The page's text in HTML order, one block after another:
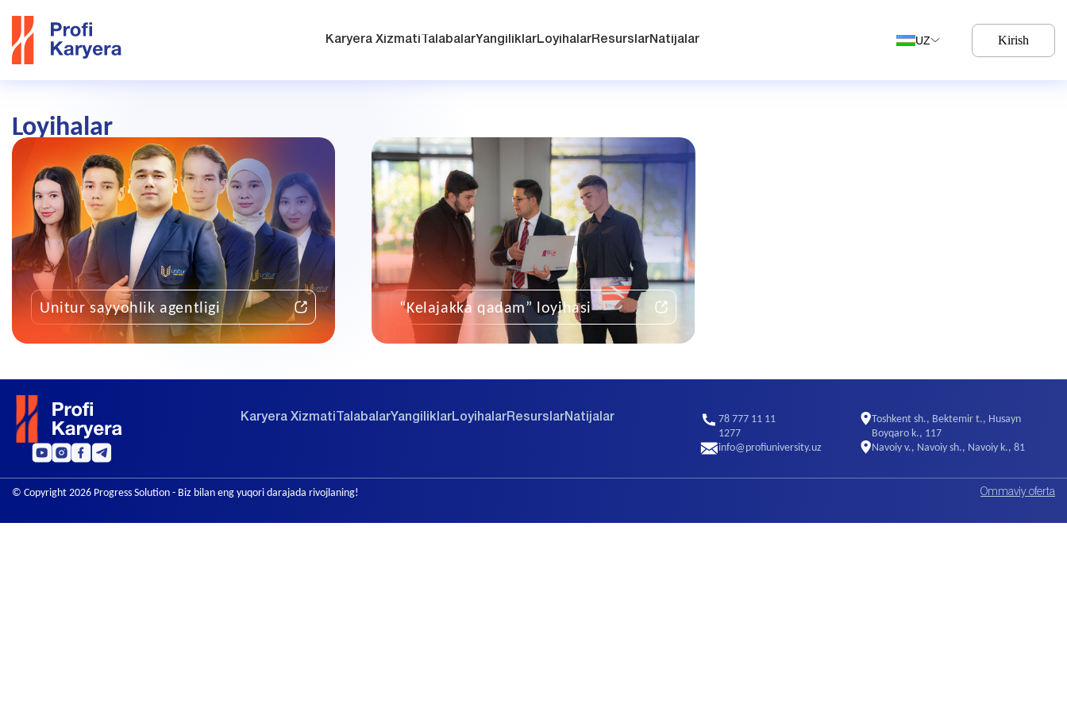
Karyera Xizmati TalabalarYangiliklarLoyihalarResurslarNatijalar UZ Kirish
Loyihalar
Unitur sayyohlik agentligi “Kelajakka qadam” loyihasi
Karyera Xizmati TalabalarYangiliklarLoyihalarResurslarNatijalar
78 777 11 11
1277
info@profiuniversity.uz
Toshkent sh., Bektemir t., Husayn
Boyqaro k., 117
Navoiy v., Navoiy sh., Navoiy k., 81
© Copyright 2026 Progress Solution- Biz bilan eng yuqori darajada rivojlaning! Ommaviy oferta